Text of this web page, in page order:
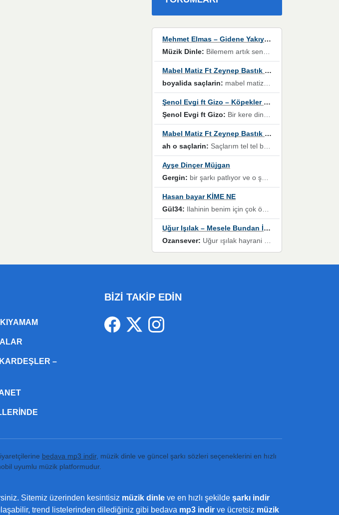
Mehmet Elmas – Gidene Yakıyorum
Müzik Dinle: Bilemem artık senden bir şans daha / Düştüğün zaman ben olmayacağım yanında” dizeleri, artık geçmişin tekrarına izin verilmeyeceğini, kişisel sınırların çizildiğini gösteriyor.
Mabel Matiz Ft Zeynep Bastık – Saçların
boyalida saçlarin: mabel matiz'in maya albümünde yer alan güzellerden. parça da şarkı hani! müzikal altyapısına vurulduğum, sözlerinde kaybolduğum bir parça olmuş.
Şenol Evgi ft Gizo – Köpekler Tanımadıklarına havlar
Şenol Evgi ft Gizo: Bir kere dinlememe rağmen kulaklardan gitmiyor sen sen sen sen kurban ol sen sen sen sen hayran ol yükses ses müzik dinleme sebebisiniz canlar bomba gibi patladınız maşallah
Mabel Matiz Ft Zeynep Bastık – Saçların
ah o saçlarin: Saçlarım tel tel beyazlıyor beyazlagına degil yanımda sen yoksun ona üzülüyorum günler bir bir geçiyor geçen günlere değil sensiz geçen günlere darılıyorum,Dinledikce asla kavusamayacagim ama asla unutamicagim sevdiğim adam için yanar içim
Ayşe Dinçer Müjgan
Gergin: bir şarkı patlıyor ve o şarkıyı millet her paylaşımın altına koyuyor ve öyle bir durum hal alıyor ki şarkıyı dinlemeden şarkıdan bikıyorsun Ama bu enteresan bir şekilde dillere dolanıyor millet olarak seviyoruz dertlerle boğuşurken bir yandan da göbek atmayi))) diyeceklerim bu kadar güzel hoş bir sayfa emeğinize sağlık arkadaşlar kolay gelsin
Hasan bayar KİME NE
Gül34: Ilahinin benim için çok özel bir yeri var İlk çıktığında komşum ne kadar yüksek sesle dinliyorsa orada duymuştum ve YouTube'dan aratıp Bu ilahiyi bulmuştum ve sonra müdavimi oldum günlük Ben de 3-5 kere dinleyip ezberleyip artık ilahiye bende eşlik ediyorum yüksek sesle Allah razı olsun hizmet nimettir Rabbim sizin zahmetlerinize de hayırlı nimetler versin Selam ve dua ile Allah'a emanet olun
Uğur Işılak – Mesele Bundan İbaret
Ozansever: Uğur ışılak hayrani olarak eski yeni tüm eserlerini keyifle huzurla dinleyenlerden birisiyim, emeğine saygı duyan gönül veren bunu en güzel şekilde sevenlerine ulaştıran siz değerli sayfa yöneticilerine de teşekkür ederim
–
BİZİ TAKİP EDİN
bedava mp3 indir, müzik dinle ve güncel şarkı sözleri seçeneklerini en hızlı
uyumlu müzik platformudur.
Sitemiz üzerinden kesintisiz müzik dinleve en hızlı şekilde şarkı indir
trend listelerinden dilediğiniz gibi bedava mp3 indirve ücretsiz müzik